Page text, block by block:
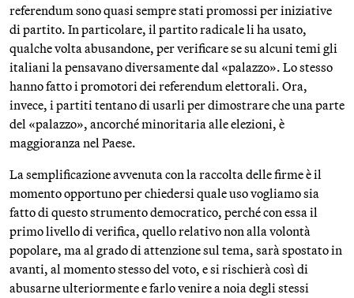
referendum sono quasi sempre stati promossi per iniziative
di partito. In particolare, il partito radicale li ha usato,
qualche volta abusandone, per verificare se su alcuni temi gli
italiani la pensavano diversamente dal «palazzo». Lo stesso
hanno fatto i promotori dei referendum elettorali. Ora,
invece, i partiti tentano di usarli per dimostrare che una parte
del «palazzo», ancorché minoritaria alle elezioni, è
maggioranza nel Paese.
La semplificazione avvenuta con la raccolta delle firme è il
momento opportuno per chiedersi quale uso vogliamo sia
fatto di questo strumento democratico, perché con essa il
primo livello di verifica, quello relativo non alla volontà
popolare, ma al grado di attenzione sul tema, sarà spostato in
avanti, al momento stesso del voto, e si rischierà così di
abusarne ulteriormente e farlo venire a noia degli stessi